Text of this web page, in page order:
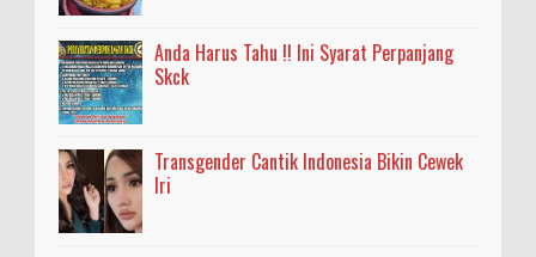
Anda Harus Tahu !! Ini Syarat Perpanjang
Skck
Transgender Cantik Indonesia Bikin Cewek
Iri